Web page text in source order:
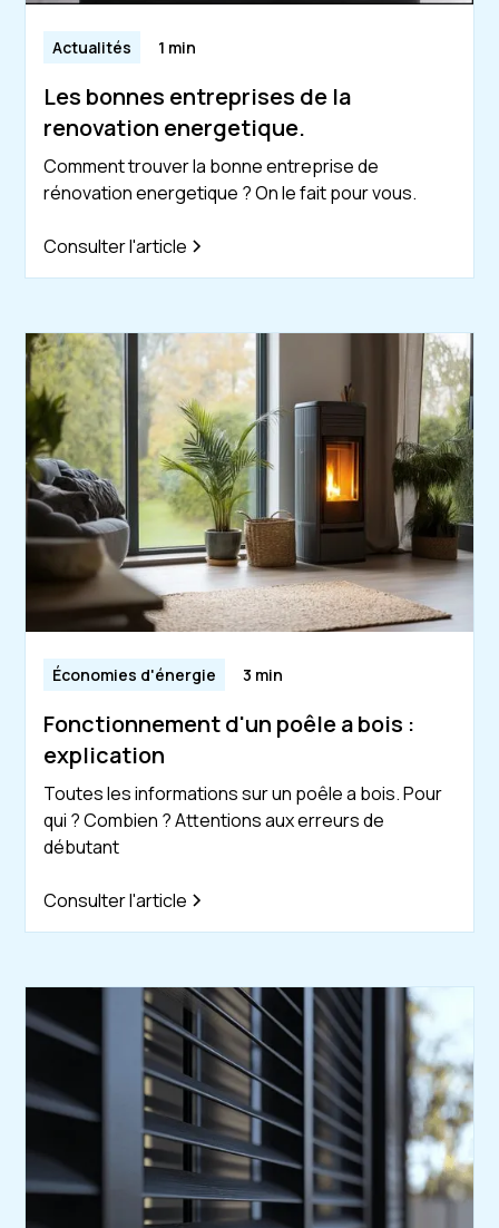
Actualités 1 min
Les bonnes entreprises de la
renovation energetique.
Comment trouver la bonne entreprise de
rénovation energetique ? On le fait pour vous.
Consulter l'article
Économies d'énergie 3 min
Fonctionnement d'un poêle a bois :
explication
Toutes les informations sur un poêle a bois. Pour
qui ? Combien ? Attentions aux erreurs de
débutant
Consulter l'article